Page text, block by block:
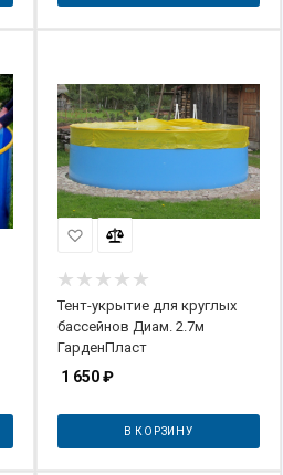
Тент-укрытие для круглых
бассейнов Диам. 2.7м
ГарденПласт
1 650₽
В КОРЗИНУ